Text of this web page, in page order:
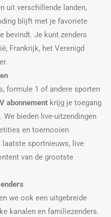
uit verschillende landen,
blijft met je favoriete
bevindt. Je kunt zenders
Frankrijk, het Verenigd
formule 1 of andere sporten
abonnementkrijg je toegang
bieden live-uitzendingen
en toernooien
laatste sportnieuws, live
van de grootste
we ook een uitgebreide
kanalen en familiezenders.